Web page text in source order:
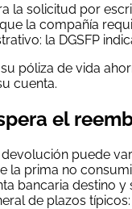
la solicitud por
la compañía
la DGSFP
póliza de vida
cuenta.
el
puede
la prima no
bancaria destino
de plazos típicos: